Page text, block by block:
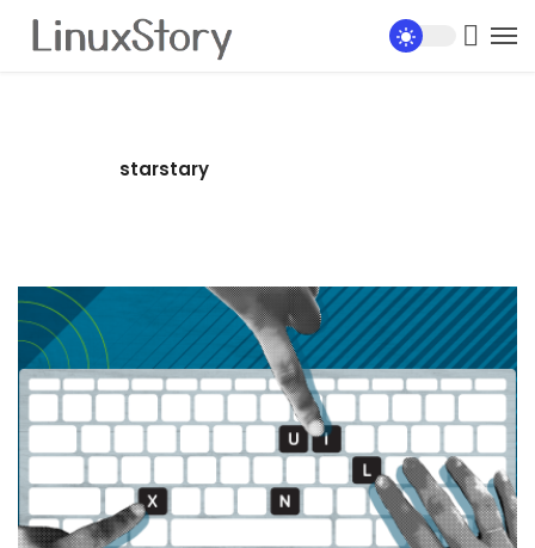
starstary